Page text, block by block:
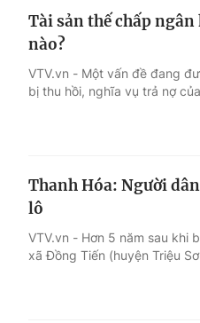
Tin tức
Thế giới đó đây
Câu chuyện quốc tế
Tài sản thế chấp
nào?
VTV.vn - Một vấn đề đang
bị thu hồi, nghĩa vụ trả nợ
Thanh Hóa: Người
lô
VTV.vn - Hơn 5 năm sau khi
xã Đồng Tiến (huyện Triệu